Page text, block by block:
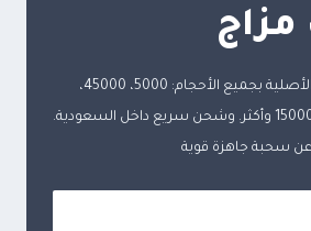
تسوّق سحبات مزاج الأصلية بجميع الأحجام: 5000، 45000،
3000، مزاج بوكس ، 15000 وأكثر. وشحن سريع داخل السعودية.
عن سحبة جاهزة قوية